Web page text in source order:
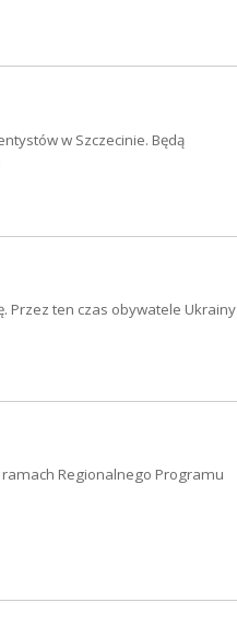
w Szczecinie. Będą
Przez ten czas obywatele Ukrainy
Regionalnego Programu